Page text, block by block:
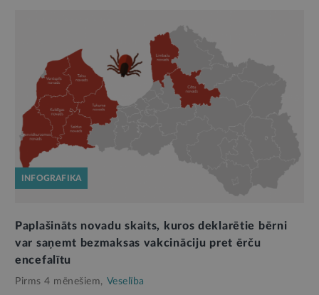
INFOGRAFIKA
Paplašināts novadu skaits, kuros deklarētie bērni
var saņemt bezmaksas vakcināciju pret ērču
encefalītu
Pirms 4 mēnešiem, Veselība